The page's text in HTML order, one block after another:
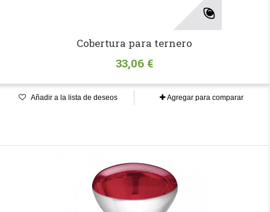
Cobertura para ternero
33,06 €
Añadir a la lista de deseos Agregar para comparar